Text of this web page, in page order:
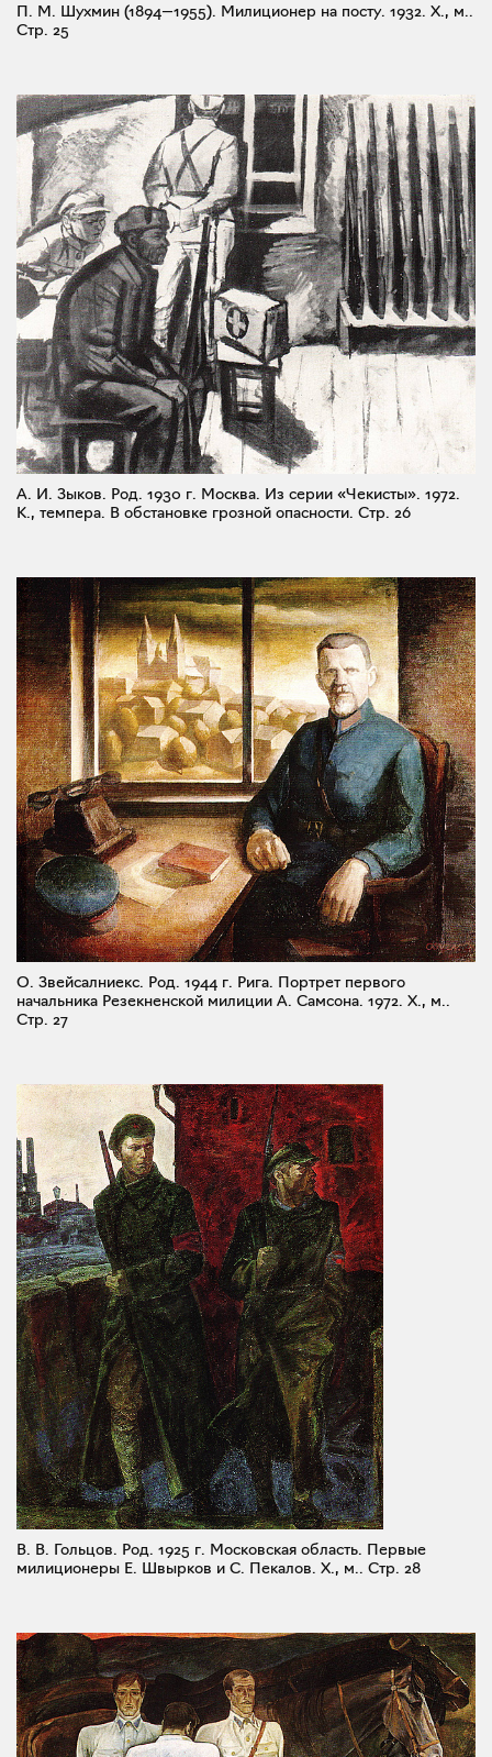
П. М. Шухмин (1894—1955). Милиционер на посту. 1932. X., м..
Стр. 25
А. И. Зыков. Род. 1930 г. Москва. Из серии «Чекисты». 1972.
К., темпера. В обстановке грозной опасности. Стр. 26
О. Звейсалниекс. Род. 1944 г. Рига. Портрет первого
начальника Резекненской милиции А. Самсона. 1972. X., м..
Стр. 27
В. В. Гольцов. Род. 1925 г. Московская область. Первые
милиционеры Е. Швырков и С. Пекалов. X., м.. Стр. 28